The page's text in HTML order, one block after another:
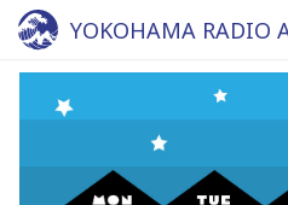
YOKOHAMA RADIO
yokohama 84.7